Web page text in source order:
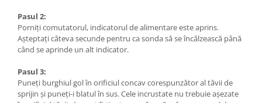
Pasul 2:
Porniți comutatorul, indicatorul de alimentare este aprins.
Așteptați câteva secunde pentru ca sonda să se încălzească până
când se aprinde un alt indicator.
Pasul 3:
Puneți burghiul gol în orificiul concav corespunzător al tăvii de
sprijin și puneți-i blatul în sus. Cele incrustate nu trebuie așezate